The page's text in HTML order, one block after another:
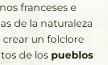
franceses e
de la naturaleza
un folclore
de los pueblos